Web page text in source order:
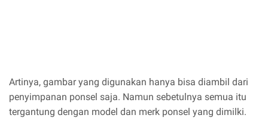
Artinya, gambar yang digunakan hanya bisa diambil dari
penyimpanan ponsel saja. Namun sebetulnya semua itu
tergantung dengan model dan merk ponsel yang dimilki.